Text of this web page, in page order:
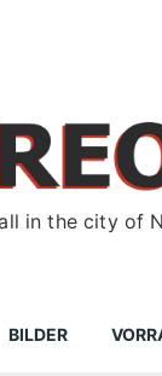
in the city of
BILDER